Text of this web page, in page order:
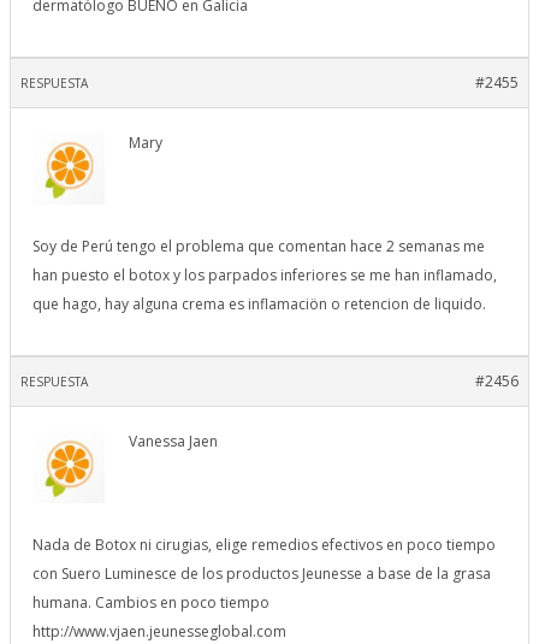
dermatólogo BUENO en Galicia
#2455
RESPUESTA
Mary
Soy de Perú tengo el problema que comentan hace 2 semanas me
han puesto el botox y los parpados inferiores se me han inflamado,
que hago, hay alguna crema es inflamaciön o retencion de liquido.
#2456
RESPUESTA
Vanessa Jaen
Nada de Botox ni cirugias, elige remedios efectivos en poco tiempo
con Suero Luminesce de los productos Jeunesse a base de la grasa
humana. Cambios en poco tiempo
http://www.vjaen.jeunesseglobal.com